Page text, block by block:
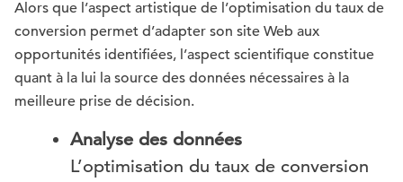
Alors que l’aspect artistique de l’optimisation du taux de
conversion permet d’adapter son site Web aux
opportunités identifiées, l’aspect scientifique constitue
quant à la lui la source des données nécessaires à la
meilleure prise de décision.
Analyse des données
L’optimisation du taux de conversion